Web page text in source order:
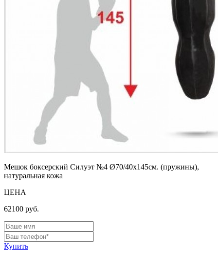
Мешок боксерский Силуэт №4 Ø70/40х145см. (пружины),
натуральная кожа
ЦЕНА
62100 руб.
Купить